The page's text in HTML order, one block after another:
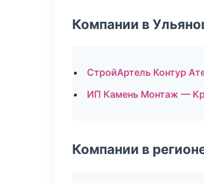
Компании в
СтройАртель Контур
ИП Камень Монтаж —
Компании в